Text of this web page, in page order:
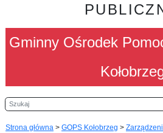
Gminny Ośrodek
Szukaj
Strona główna > GOPS Kołobrzeg >